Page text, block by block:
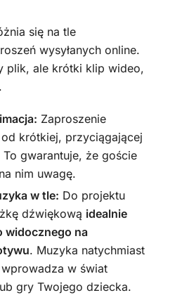
się na tle
wysyłanych online.
plik, ale krótki klip wideo,
Zaproszenie
krótkiej, przyciągającej
gwarantuje, że goście
nim uwagę.
w tle: Do projektu
dźwiękową idealnie
widocznego na
. Muzyka natychmiast
w świat
gry Twojego dziecka.